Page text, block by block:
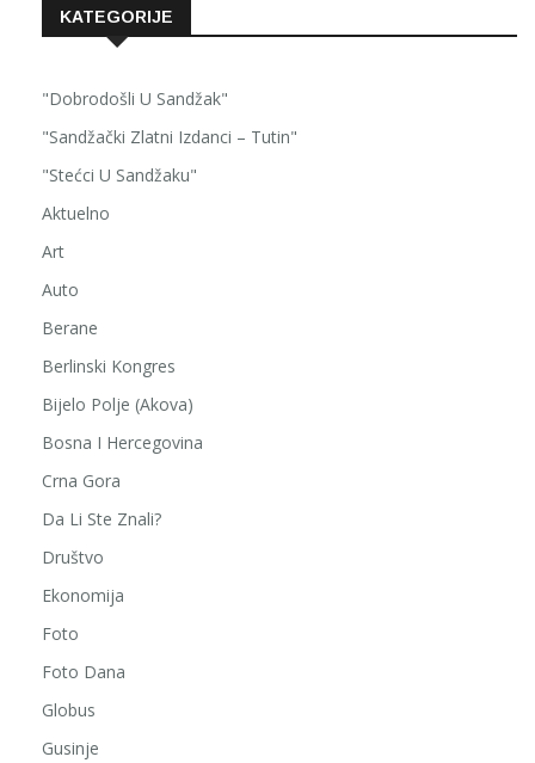
KATEGORIJE
"Dobrodošli U Sandžak"
"Sandžački Zlatni Izdanci – Tutin"
"Stećci U Sandžaku"
Aktuelno
Art
Auto
Berane
Berlinski Kongres
Bijelo Polje (Akova)
Bosna I Hercegovina
Crna Gora
Da Li Ste Znali?
Društvo
Ekonomija
Foto
Foto Dana
Globus
Gusinje